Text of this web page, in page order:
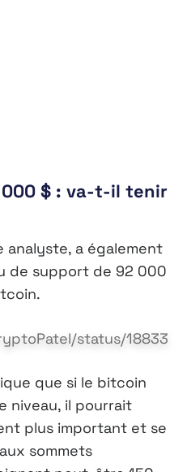
$ : va-t-il tenir
analyste, a également
de support de 92 000
status/18833
que si le bitcoin
niveau, il pourrait
plus important et se
sommets